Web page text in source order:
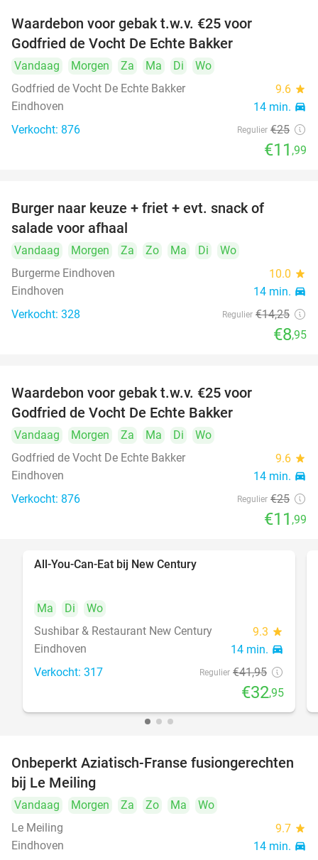
Waardebon voor gebak t.w.v. €25 voor
Godfried de Vocht De Echte Bakker
Vandaag Morgen Za Ma Di
Wo
Godfried de Vocht De Echte Bakker
9.6 star
Eindhoven 14 min. directions_car
Verkocht: 876 Regulier €25
€11 ,99
Burger naar keuze + friet + evt. snack of
salade voor afhaal
Vandaag Morgen Za Zo Ma Di
Wo
Burgerme Eindhoven
10.0 star
Eindhoven 14 min. directions_car
Verkocht: 328 Regulier €14,25
€8,95
Waardebon voor gebak t.w.v. €25 voor
Godfried de Vocht De Echte Bakker
Vandaag Morgen Za Ma Di
Wo
Godfried de Vocht De Echte Bakker
9.6 star
Eindhoven 14 min. directions_car
Verkocht: 876 Regulier €25
€11 ,99
All-You-Can-Eat bij New Century
Ma Di
Wo
Sushibar & Restaurant New Century
9.3 star
Eindhoven 14 min. directions_car
Verkocht: 317 Regulier €41,95
€32,95
19%
Onbeperkt Aziatisch-Franse fusiongerechten
bij Le Meiling
Vandaag Morgen Za Zo Ma
Wo
Le Meiling
9.7 star
Eindhoven 14 min. directions_car